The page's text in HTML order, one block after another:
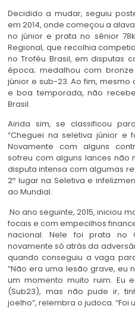
Decidido a mudar, seguiu
em 2014, onde começou a
no júnior e prata no sênior
Regional, que recolhia
no Troféu Brasil, em disputas
época; medalhou com
júnior e sub-23. Ao fim,
e boa temporada, não
Brasil.
Ainda sim, se classificou
“Cheguei na seletiva júnior e
Novamente com alguns
sofreu com alguns lances não
disputa intensa com algumas
2º lugar na Seletiva e
ao Mundial.
.No ano seguinte, 2015, iniciou
focais e com empecilhos
nacional. Nele foi prata no
novamente só atrás da
quando conseguiu a vaga
“Não era uma lesão grave, eu
um momento muito ruim. Eu
(Sub23), mas não pude ir,
joelho”, relembra o judoca. “Foi